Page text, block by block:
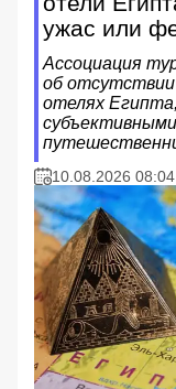
ужас или
Ассоциация
об отсутствии
отелях
10.08.2026 08:04